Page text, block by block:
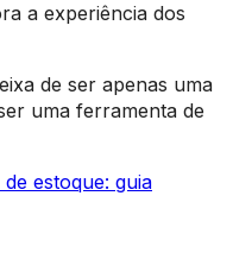
a experiência dos
de ser apenas uma
uma ferramenta de
estoque: guia